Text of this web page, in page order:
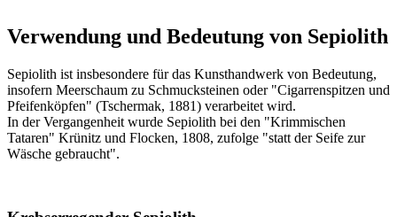
Verwendung und Bedeutung von Sepiolith
Sepiolith ist insbesondere für das Kunsthandwerk von Bedeutung,
insofern Meerschaum zu Schmucksteinen oder "Cigarrenspitzen und
Pfeifenköpfen" (Tschermak, 1881) verarbeitet wird.
In der Vergangenheit wurde Sepiolith bei den "Krimmischen
Tataren" Krünitz und Flocken, 1808, zufolge "statt der Seife zur
Wäsche gebraucht".